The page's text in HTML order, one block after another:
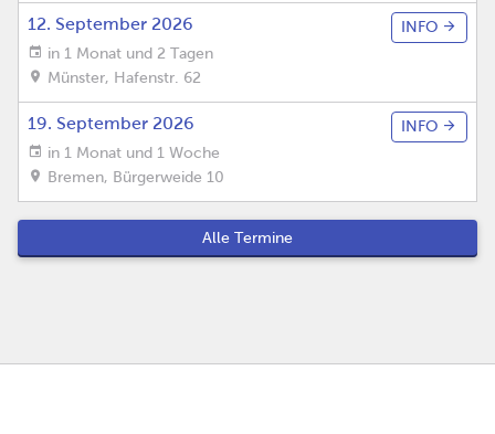
12. September 2026
in 1 Monat und 2 Tagen
Münster, Hafenstr. 62
INFO
19. September 2026
in 1 Monat und 1 Woche
Bremen, Bürgerweide 10
INFO
Alle Termine